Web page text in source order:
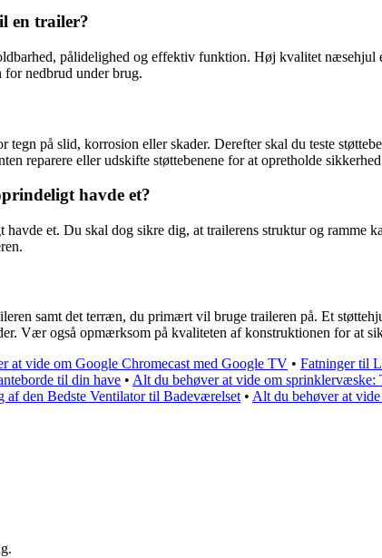
en trailer?
pålidelighed og effektiv funktion. Høj kvalitet næsehjul
nedbrud under brug.
på slid, korrosion eller skader. Derefter skal du teste
reparere eller udskifte støttebenene for at opretholde
havde et?
et. Du skal dog sikre dig, at trailerens struktur og ramme
samt det terræn, du primært vil bruge traileren på. Et
Vær også opmærksom på kvaliteten af konstruktionen for at
at vide om Google Chromecast med Google TV • Fatninger til
til din have • Alt du behøver at vide om sprinklervæske:
af den Bedste Ventilator til Badeværelset• Alt du behøver at